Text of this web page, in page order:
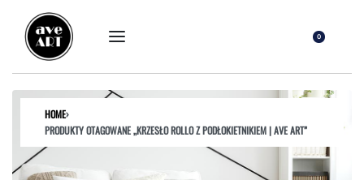
0
HOME›
PRODUKTY OTAGOWANE „KRZESŁO ROLLO Z PODŁOKIETNIKIEM | AVE ART”